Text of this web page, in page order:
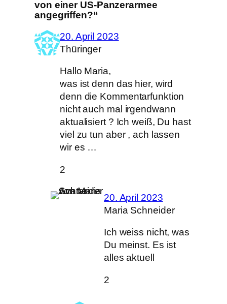
von einer US-Panzerarmee
angegriffen?“
20. April 2023
Thüringer
Hallo Maria,
was ist denn das hier, wird
denn die Kommentarfunktion
nicht auch mal irgendwann
aktualisiert ? Ich weiß, Du hast
viel zu tun aber , ach lassen
wir es …
2
20. April 2023
Maria Schneider
Ich weiss nicht, was
Du meinst. Es ist
alles aktuell
2